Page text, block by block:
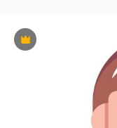
Премиум